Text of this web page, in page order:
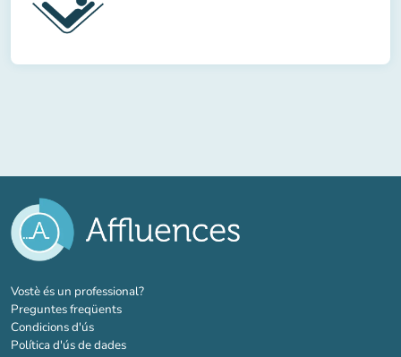
Vostè és un professional?(new tab)
Preguntes freqüents
Condicions d'ús
Política d'ús de dades